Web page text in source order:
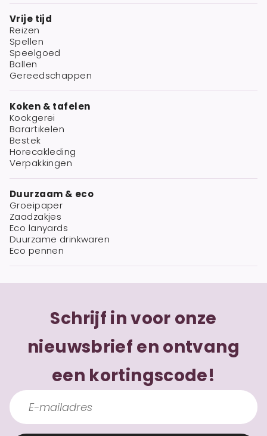
Vrije tijd
Reizen
Spellen
Speelgoed
Ballen
Gereedschappen
Koken & tafelen
Kookgerei
Barartikelen
Bestek
Horecakleding
Verpakkingen
Duurzaam & eco
Groeipaper
Zaadzakjes
Eco lanyards
Duurzame drinkwaren
Eco pennen
Schrijf in voor onze
nieuwsbrief en ontvang
een kortingscode!